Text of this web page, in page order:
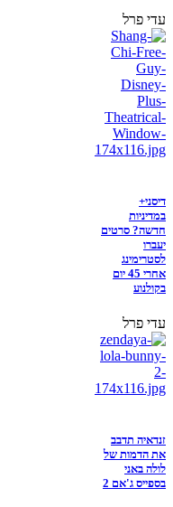
עדי פרל
דיסני+
במדיניות
חדשה? סרטים
יעברו
לסטרימינג
אחרי 45 יום
בקולנוע
עדי פרל
זנדאיה תדבב
את הדמות של
לולה באני
בספייס ג'אם 2